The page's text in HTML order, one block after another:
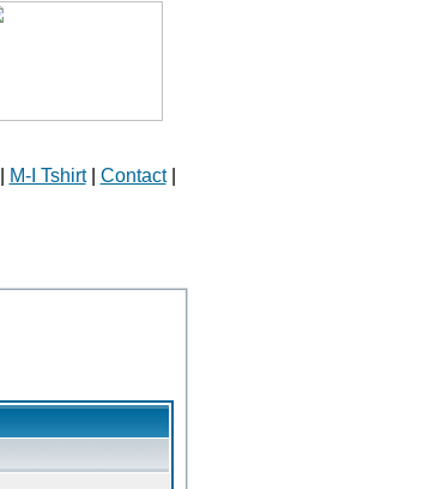
M-I Tshirt| Contact|